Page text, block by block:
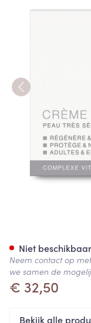
€ 32,50
Niet beschikbaar
Neem contact op
we samen de
Bekijk alle